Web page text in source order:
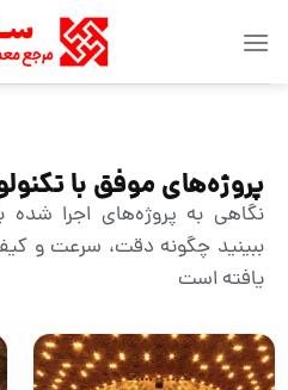
پروژه‌های موفق با
نگاهی به پروژه‌های اجرا شده
ببینید چگونه دقت، سرعت و
یافته است